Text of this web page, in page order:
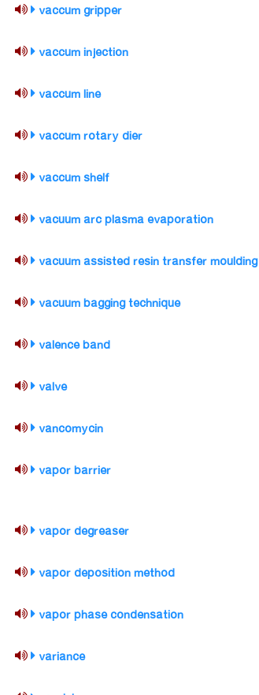
vaccum gripper
vaccum injection
vaccum line
vaccum rotary dier
vaccum shelf
vacuum arc plasma evaporation
vacuum assisted resin transfer moulding
vacuum bagging technique
valence band
valve
vancomycin
vapor barrier
vapor degreaser
vapor deposition method
vapor phase condensation
variance